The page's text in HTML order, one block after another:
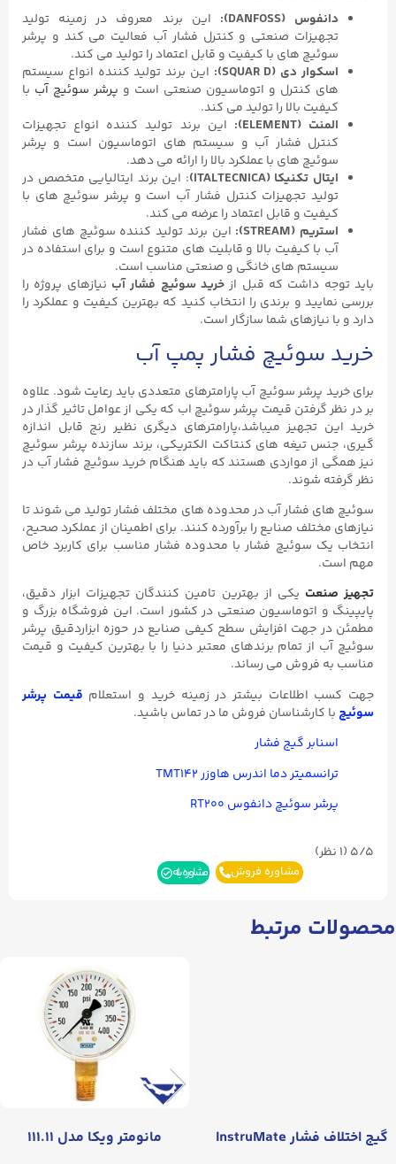
دانفوس (DANFOSS):
این برند معروف در زمینه تولید
تجهیزات صنعتی و کنترل فشار آب فعالیت می کند و پرشر
سوئیچ های با کیفیت و قابل اعتماد را تولید می کند.
اسکوار دی (SQUAR D):
این برند تولید کننده انواع سیستم
های کنترل و اتوماسیون صنعتی است و پرشر سوئیچ آب با
کیفیت بالا را تولید می کند.
المنت (ELEMENT):
این برند تولید کننده انواع تجهیزات
کنترل فشار آب و سیستم های اتوماسیون است و پرشر
سوئیچ های با عملکرد بالا را ارائه می دهد.
ایتال تکنیکا (ITALTECNICA)
: این برند ایتالیایی متخصص در
تولید تجهیزات کنترل فشار آب است و پرشر سوئیچ های با
کیفیت و قابل اعتماد را عرضه می کند.
استریم (STREAM):
این برند تولید کننده سوئیچ های فشار
آب با کیفیت بالا و قابلیت های متنوع است و برای استفاده در
سیستم های خانگی و صنعتی مناسب است.
باید توجه داشت که قبل از خرید سوئیچ فشار آب نیازهای پروژه را
بررسی نمایید و برندی را انتخاب کنید که بهترین کیفیت و عملکرد را
دارد و با نیازهای شما سازگار است.
خرید سوئیچ فشار پمپ آب
برای خرید پرشر سوئیچ آب پارامترهای متعددی باید رعایت شود. علاوه
بر در نظر گرفتن قیمت پرشر سوئیچ اب که یکی از عوامل تاثیر گذار در
خرید این تجهیز میباشد،پارامترهای دیگری نظیر رنج قابل اندازه
گیری، جنس تیغه های کنتاکت الکتریکی، برند سازنده پرشر سوئیچ
نیز همگی از مواردی هستند که باید هنگام خرید سوئیچ فشار آب در
نظر گرفته شوند.
سوئیچ های فشار آب در محدوده های مختلف فشار تولید می شوند تا
نیازهای مختلف صنایع را برآورده کنند. برای اطمینان از عملکرد صحیح،
انتخاب یک سوئیچ فشار با محدوده فشار مناسب برای کاربرد خاص
مهم است.
تجهیز صنعت یکی از بهترین تامین کنندگان تجهیزات ابزار دقیق،
پایپینگ و اتوماسیون صنعتی در کشور است. این فروشگاه بزرگ و
مطمئن در جهت افزایش سطح کیفی صنایع در حوزه ابزاردقیق پرشر
سوئیچ آب از تمام برندهای معتبر دنیا را با بهترین کیفیت و قیمت
مناسب به فروش می رساند.
جهت کسب اطلاعات بیشتر در زمینه خرید و استعلام قیمت پرشر
سوئیچ با کارشناسان فروش ما در تماس باشید.
اسنابر گیج فشار
ترانسمیتر دما اندرس هاوزر TMT۱۴۲
پرشر سوئیچ دانفوس RT۲۰۰
5/5 (۱ نظر)
مشاوره فروش مشاوره بله
محصولات مرتبط
گیج اختلاف فشار InstruMate مانومتر ويکا مدل ۱۱۱.۱۱